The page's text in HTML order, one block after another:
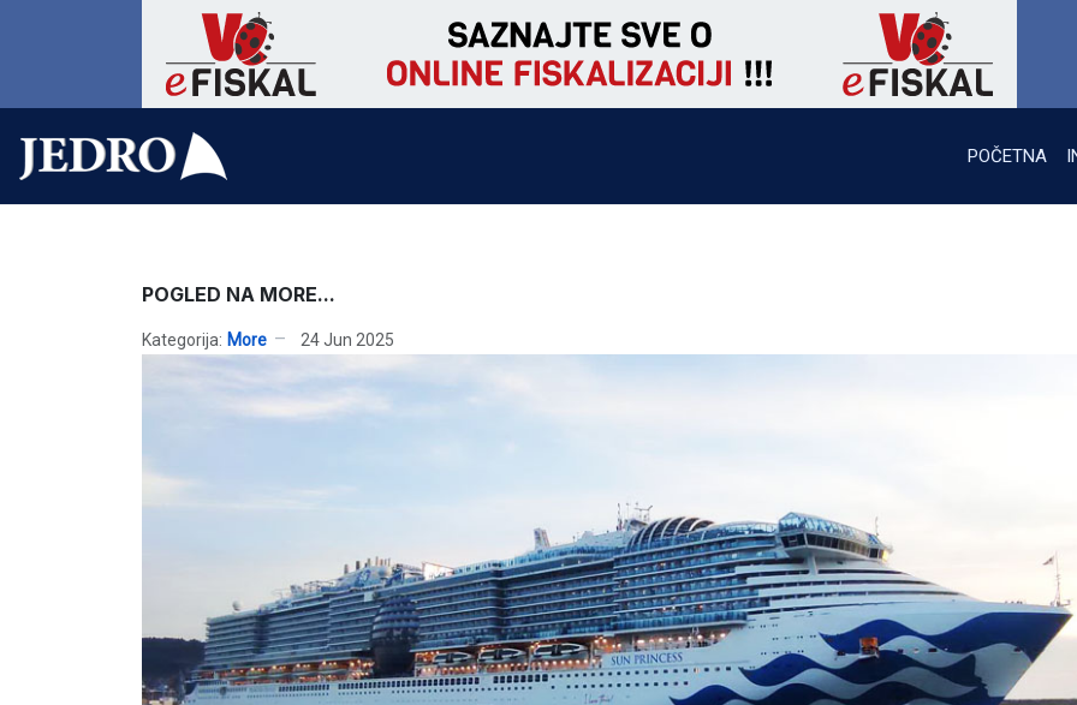
POČETNA
POGLED NA MORE...
Kategorija: More 24 Jun 2025